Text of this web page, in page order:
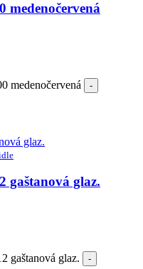
medenočervená
gaštanová glaz.
gaštanová glaz.